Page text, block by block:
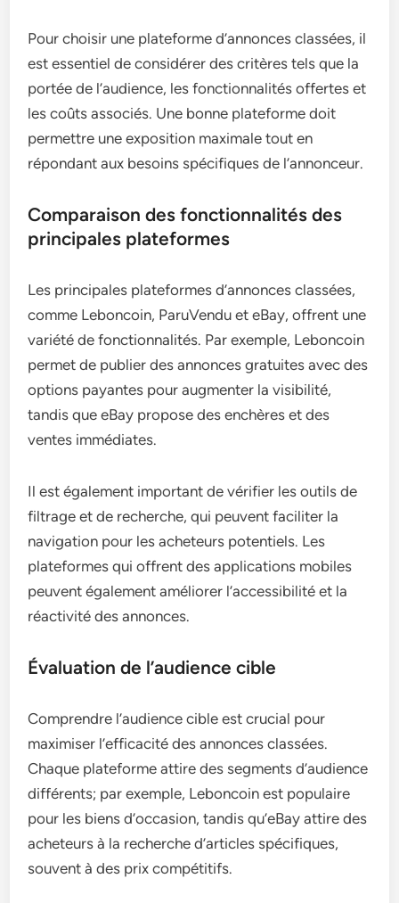
Pour choisir une plateforme d’annonces classées, il
est essentiel de considérer des critères tels que la
portée de l’audience, les fonctionnalités offertes et
les coûts associés. Une bonne plateforme doit
permettre une exposition maximale tout en
répondant aux besoins spécifiques de l’annonceur.
Comparaison des fonctionnalités des
principales plateformes
Les principales plateformes d’annonces classées,
comme Leboncoin, ParuVendu et eBay, offrent une
variété de fonctionnalités. Par exemple, Leboncoin
permet de publier des annonces gratuites avec des
options payantes pour augmenter la visibilité,
tandis que eBay propose des enchères et des
ventes immédiates.
Il est également important de vérifier les outils de
filtrage et de recherche, qui peuvent faciliter la
navigation pour les acheteurs potentiels. Les
plateformes qui offrent des applications mobiles
peuvent également améliorer l’accessibilité et la
réactivité des annonces.
Évaluation de l’audience cible
Comprendre l’audience cible est crucial pour
maximiser l’efficacité des annonces classées.
Chaque plateforme attire des segments d’audience
différents; par exemple, Leboncoin est populaire
pour les biens d’occasion, tandis qu’eBay attire des
acheteurs à la recherche d’articles spécifiques,
souvent à des prix compétitifs.